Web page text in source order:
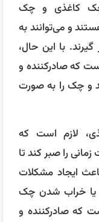
چک کاغذی و چک
و می‌توانند به
گیرند. با این حال،
که صادرکننده و
و چک را به صورت
لازم است که
را صبر کند تا
ایجاد مشکلات
یا خراب شدن چک
که صادرکننده و